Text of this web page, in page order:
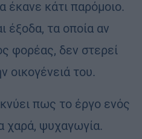
κάτι παρόμοιο.
έξοδα, τα οποία αν
φορέας, δεν στερεί
οικογένειά του.
πως το έργο ενός
χαρά, ψυχαγωγία.